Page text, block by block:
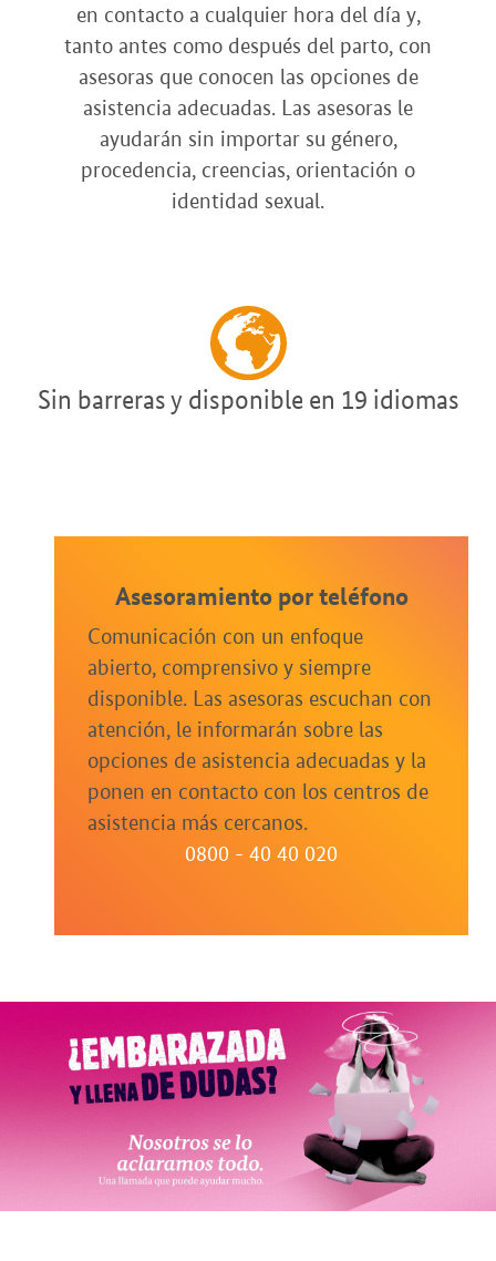
en contacto a cualquier hora del día y,
tanto antes como después del parto, con
asesoras que conocen las opciones de
asistencia adecuadas. Las asesoras le
ayudarán sin importar su género,
procedencia, creencias, orientación o
identidad sexual.
Sin barreras y disponible en 19 idiomas
Asesoramiento por teléfono
Comunicación con un enfoque
abierto, comprensivo y siempre
disponible. Las asesoras escuchan con
atención, le informarán sobre las
opciones de asistencia adecuadas y la
ponen en contacto con los centros de
asistencia más cercanos.
0800 - 40 40 020